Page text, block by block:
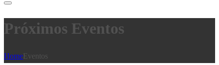
Próximos Eventos
HomeEventos